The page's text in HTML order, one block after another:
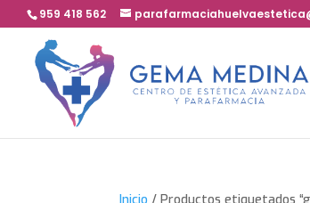
959 418 562
Inicio / Productos etiquetados